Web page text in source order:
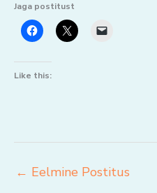
Jaga postitust
Like this:
← Eelmine Postitus